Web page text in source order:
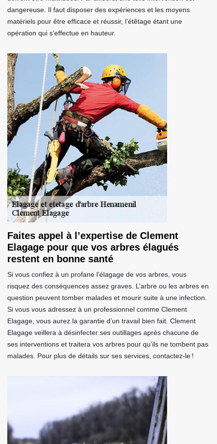
dangereuse. Il faut disposer des expériences et les moyens
matériels pour être efficace et réussir, l’étêtage étant une
opération qui s’effectue en hauteur.
Faites appel à l’expertise de Clement
Elagage pour que vos arbres élagués
restent en bonne santé
Si vous confiez à un profane l’élagage de vos arbres, vous
risquez des conséquences assez graves. L’arbre ou les arbres en
question peuvent tomber malades et mourir suite à une infection.
Si vous vous adressez à un professionnel comme Clement
Elagage, vous aurez la garantie d’un travail bien fait. Clement
Elagage veillera à désinfecter ses outillages après chacune de
ses interventions et traitera vos arbres pour qu’ils ne tombent pas
malades. Pour plus de détails sur ses services, contactez-le !